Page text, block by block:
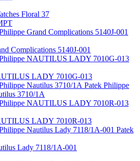
Floral 37
Complications 5140J-001
LADY 7010G-013
Patek Philippe
3710/1A
LADY 7010R-013
Patek
Lady 7118/1A-001